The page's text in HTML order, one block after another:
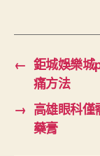
← 鉅城娛樂城
痛方法
→ 高雄眼科僅
藥膏